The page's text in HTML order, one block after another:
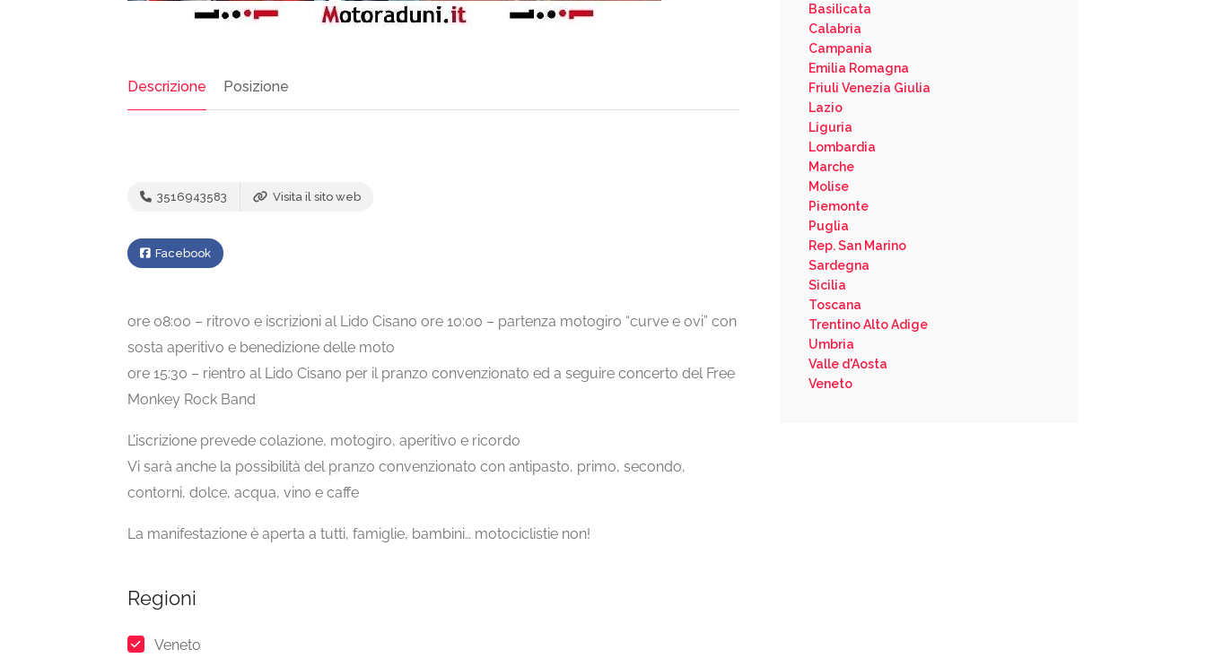
Descrizione Posizione
3516943583 Visita il sito web
Facebook
ore 08:00 – ritrovo e iscrizioni al Lido Cisano ore 10:00 – partenza motogiro “curve e ovi” con
sosta aperitivo e benedizione delle moto
ore 15:30 – rientro al Lido Cisano per il pranzo convenzionato ed a seguire concerto del Free
Monkey Rock Band
L’iscrizione prevede colazione, motogiro, aperitivo e ricordo
Vi sarà anche la possibilità del pranzo convenzionato con antipasto, primo, secondo,
contorni, dolce, acqua, vino e caffe
La manifestazione è aperta a tutti, famiglie, bambini… motociclistie non!
Regioni
Veneto
Basilicata
Calabria
Campania
Emilia Romagna
Friuli Venezia Giulia
Lazio
Liguria
Lombardia
Marche
Molise
Piemonte
Puglia
Rep. San Marino
Sardegna
Sicilia
Toscana
Trentino Alto Adige
Umbria
Valle d'Aosta
Veneto